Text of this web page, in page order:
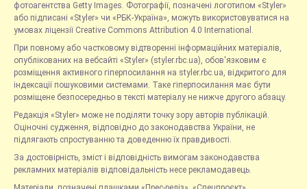
фотоагентства Getty Images. Фотографії, позначені логотипом «Styler»
або підписані «Styler» чи «РБК-Україна», можуть використовуватися на
умовах ліцензії Creative Commons Attribution 4.0 International.
При повному або частковому відтворенні інформаційних матеріалів,
опублікованих на вебсайті «Styler» (styler.rbc.ua), обов'язковим є
розміщення активного гіперпосилання на styler.rbc.ua, відкритого для
індексації пошуковими системами. Таке гіперпосилання має бути
розміщене безпосередньо в тексті матеріалу не нижче другого абзацу.
Редакція «Styler» може не поділяти точку зору авторів публікацій.
Оціночні судження, відповідно до законодавства України, не
підлягають спростуванню та доведенню їх правдивості.
За достовірність, зміст і відповідність вимогам законодавства
рекламних матеріалів відповідальність несе рекламодавець.